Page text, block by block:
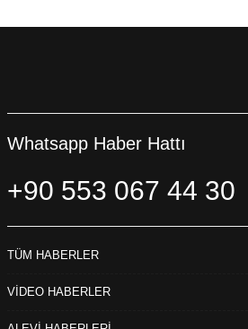
Whatsapp Haber Hattı
+90 553 067 44 30
TÜM HABERLER
VİDEO HABERLER